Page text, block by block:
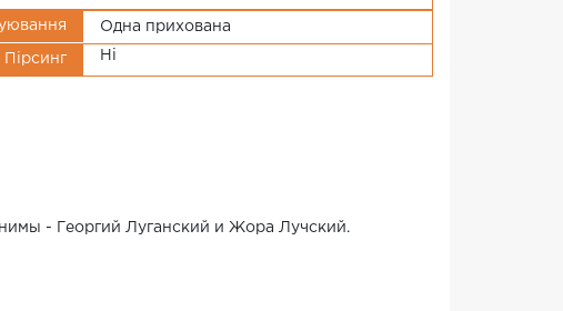
Одна прихована
Пірсинг Ні
- Георгий Луганский и Жора Лучский.